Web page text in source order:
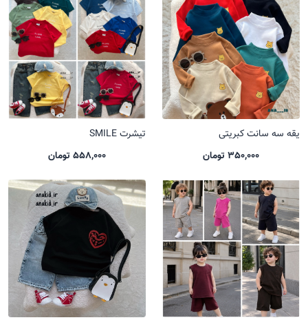
یقه سه سانت کبریتی
350,000 تومان
تیشرت SMILE
558,000 تومان